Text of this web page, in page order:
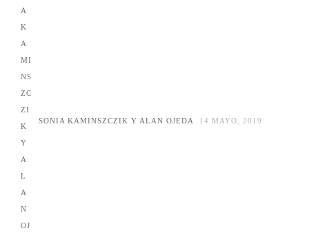
SONIA KAMINSZCZIK Y ALAN OJEDA 14 MAYO, 2019